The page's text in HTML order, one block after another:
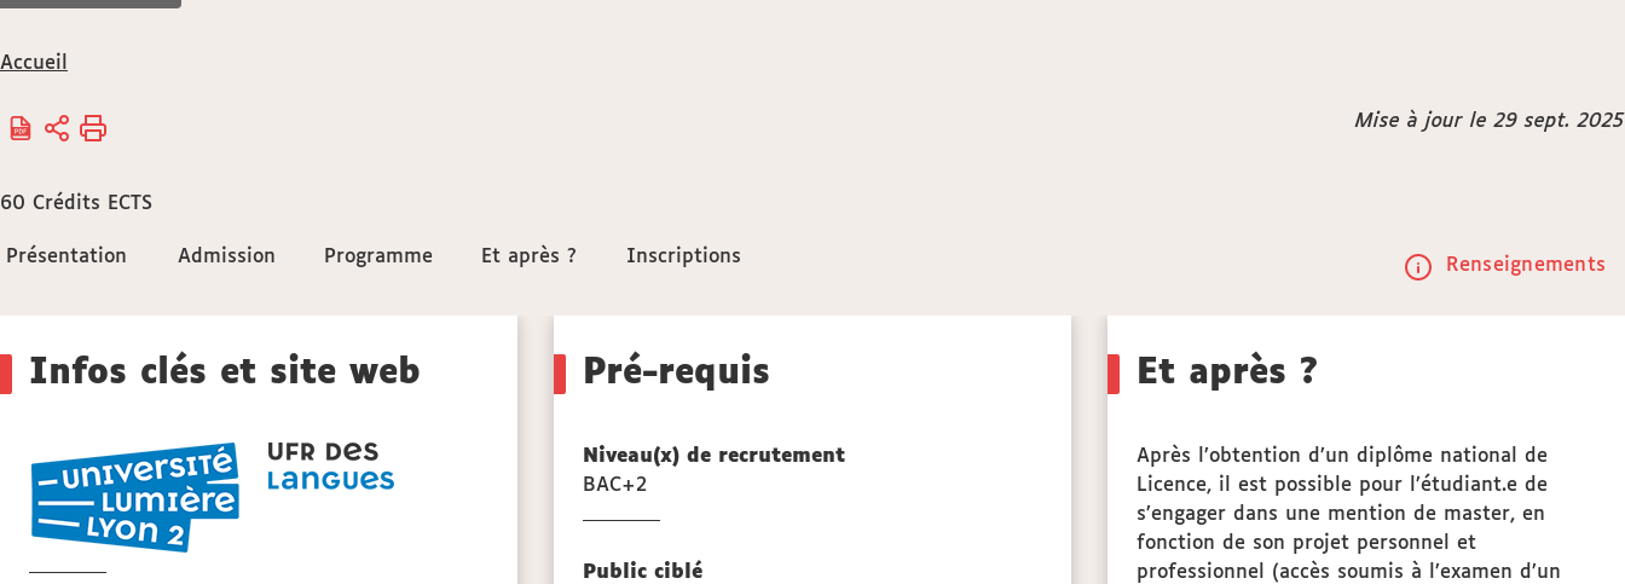
Vous
ici :
Accueil
Mise à jour le 29 sept. 2025
60 Crédits ECTS
Accéder
sections
la
fiche
Présentation
Présentation Admission
Admission Programme
Programme Et après ?
Et après ? Inscriptions
Inscriptions Renseignements
Détails
Infos clés et site web
LANGUES
Pré-requis
Niveau(x) de recrutement
BAC+2
Public ciblé
Et après ?
Après l’obtention d’un diplôme national de
Licence, il est possible pour l’étudiant.e de
s’engager dans une mention de master, en
fonction de son projet personnel et
professionnel (accès soumis à l’examen d’un